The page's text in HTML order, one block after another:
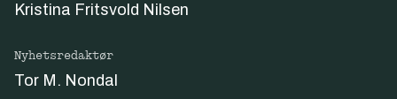
Kristina Fritsvold Nilsen
Nyhetsredaktør
Tor M. Nondal